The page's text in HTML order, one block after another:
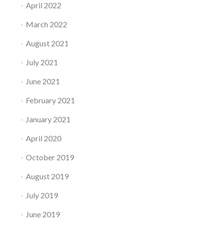
April 2022
March 2022
August 2021
July 2021
June 2021
February 2021
January 2021
April 2020
October 2019
August 2019
July 2019
June 2019